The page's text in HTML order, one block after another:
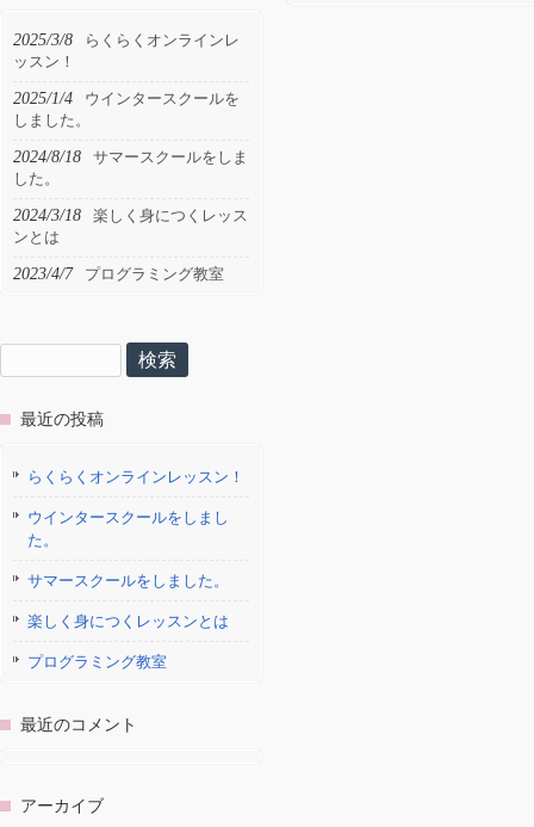
2025/3/8
らくらくオンラインレ
ッスン！
2025/1/4
ウインタースクールを
しました。
2024/8/18
サマースクールをしま
した。
2024/3/18
楽しく身につくレッス
ンとは
2023/4/7 プログラミング教室
索:
最近の投稿
らくらくオンラインレッスン！
ウインタースクールをしまし
た。
サマースクールをしました。
楽しく身につくレッスンとは
プログラミング教室
最近のコメント
アーカイブ